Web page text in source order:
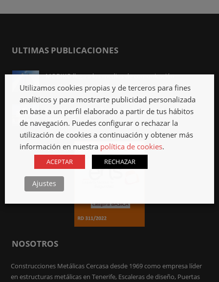
ULTIMAS PUBLICACIONES
MODIKO llega a los medios de comunicación
Abr 3rd, 2023
Viviendas industrializadas, qué son y qué ventajas
tienen
Mar 27th, 2023
NOSOTROS
Construcciones Metálicas Cercasa desde 1969 como empresa líder
en estructuras metálicas en Tenerife, Escaleras de diseño, Puertas
Utilizamos cookies propias y de terceros para fines
analíticos y para mostrarte publicidad personalizada
en base a un perfil elaborado a partir de tus hábitos
de navegación. Puedes configurar o rechazar la
utilización de cookies a continuación y obtener más
información en nuestra política de cookies.
ACEPTAR RECHAZAR
Ajustes